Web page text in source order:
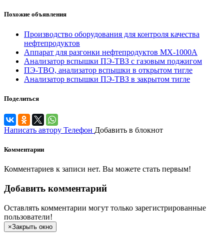
Похожие объявления
Производство оборудования для контроля качества
нефтепродуктов
Аппарат для разгонки нефтепродуктов МХ-1000А
Анализатор вспышки ПЭ-ТВЗ с газовым поджигом
ПЭ-ТВО, анализатор вспышки в открытом тигле
Анализатор вспышки ПЭ-ТВЗ в закрытом тигле
Поделиться
Написать автору Телефон Добавить в блокнот
Комментарии
Комментариев к записи нет. Вы можете стать первым!
Добавить комментарий
Оставлять комментарии могут только зарегистрированные
пользователи!
×Закрыть окно